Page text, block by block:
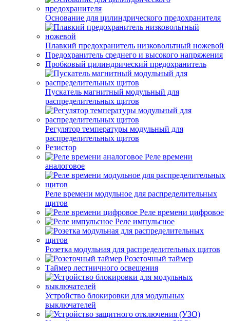
Основание для цилиндрического предохранителя
Плавкий предохранитель низковольтный ножевой
Предохранитель среднего и высокого напряжения
Пробковый цилиндрический предохранитель
Пускатель магнитный модульный для
распределительных щитов
Регулятор температуры модульный для
распределительных щитов
Резистор
Реле времени
аналоговое
Реле времени модульное для распределительных
щитов
Реле времени цифровое
Реле импульсное
Розетка модульная для распределительных щитов
Розеточный таймер
Таймер лестничного освещения
Устройство блокировки для модульных
выключателей